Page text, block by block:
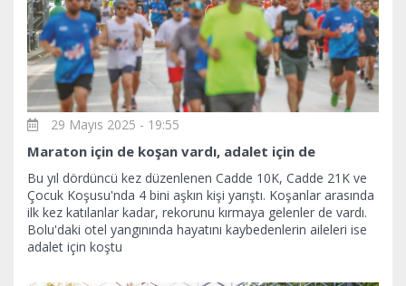
29 Mayıs 2025 - 19:55
Maraton için de koşan vardı, adalet için de
Bu yıl dördüncü kez düzenlenen Cadde 10K, Cadde 21K ve
Çocuk Koşusu'nda 4 bini aşkın kişi yarıştı. Koşanlar arasında
ilk kez katılanlar kadar, rekorunu kırmaya gelenler de vardı.
Bolu'daki otel yangınında hayatını kaybedenlerin aileleri ise
adalet için koştu